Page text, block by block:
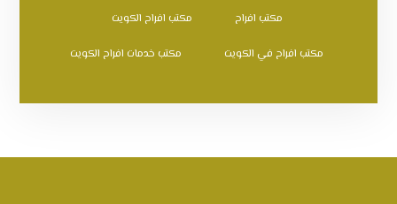
مكتب افراح مكتب افراح الكويت
مكتب افراح في الكويت مكتب خدمات افراح الكويت